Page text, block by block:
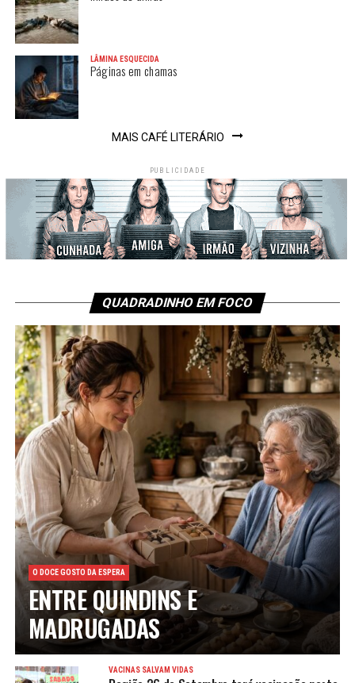
LÂMINA ESQUECIDA
Páginas em chamas
MAIS CAFÉ LITERÁRIO
PUBLICIDADE
QUADRADINHO EM FOCO
O DOCE GOSTO DA ESPERA
ENTRE QUINDINS E
MADRUGADAS
VACINAS SALVAM VIDAS